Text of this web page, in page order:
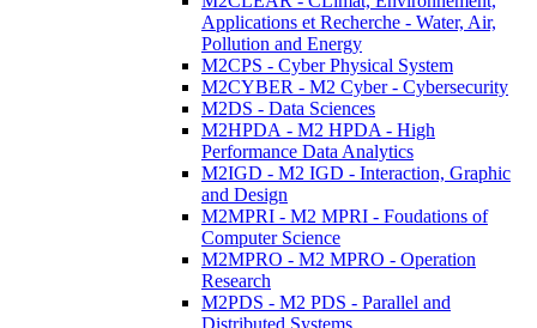
Applications et Recherche - Water, Air,
Pollution and Energy
M2CPS - Cyber Physical System
M2CYBER - M2 Cyber - Cybersecurity
M2DS - Data Sciences
M2HPDA - M2 HPDA - High
Performance Data Analytics
M2IGD - M2 IGD - Interaction, Graphic
and Design
M2MPRI - M2 MPRI - Foudations of
Computer Science
M2MPRO - M2 MPRO - Operation
Research
M2PDS - M2 PDS - Parallel and
Distributed Systems